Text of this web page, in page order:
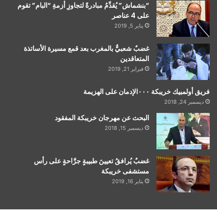
“بنشماش” يُقدِّمُ مبادرةً لتجاوزِ أزمةِ “البام” تقوم
على 4 عناصر
يناير 5, 2019
غضبٌ شعبيٌّ بالمغرب بعد قمع مسيرة الأساتذة
المتعاقدين
فبراير 21, 2019
فريق أولمبيك خريبكة ٠٠٠الإدمان على الهزيمة
ديسمبر 24, 2018
البحث عن مهرجان خريبكة المفقود
ديسمبر 15, 2018
غضبٌ يُرافقُ تعيينَ طبيبةٍ جرَّاحةٍ على رأس
مستشفى خريبكة
يناير 16, 2019